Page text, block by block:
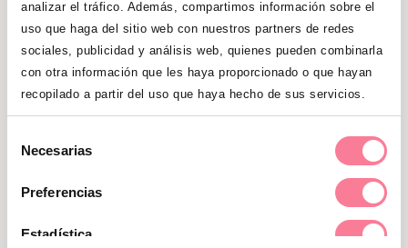
analizar el tráfico. Además, compartimos información sobre el
uso que haga del sitio web con nuestros partners de redes
sociales, publicidad y análisis web, quienes pueden combinarla
con otra información que les haya proporcionado o que hayan
recopilado a partir del uso que haya hecho de sus servicios.
Necesarias
Preferencias
Estadística
y observarlo de cerca para estar al tanto
de su evolución. Sin embargo, rara vez
decida tratarlos, salvo por cuestiones
estéticas. También puede ser necesario
intervenir en un angioma que crece en
lugares como los párpados, la boca o los
oídos, para que no generen
complicaciones.
Si observas que el angioma de tu bebé
sangra o se ulcera (lo que ocurre, a veces,